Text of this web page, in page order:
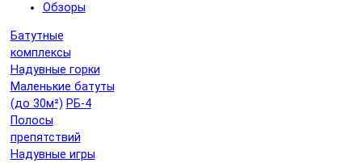
Обзоры
Батутные
комплексы
Надувные горки
Маленькие батуты
(до 30м²) РБ-4
Полосы
препятствий
Надувные игры